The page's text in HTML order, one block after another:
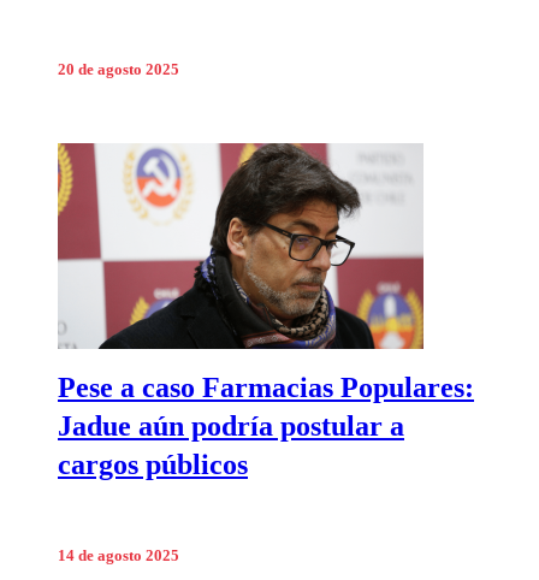
20 de agosto 2025
Pese a caso Farmacias Populares:
Jadue aún podría postular a
cargos públicos
14 de agosto 2025